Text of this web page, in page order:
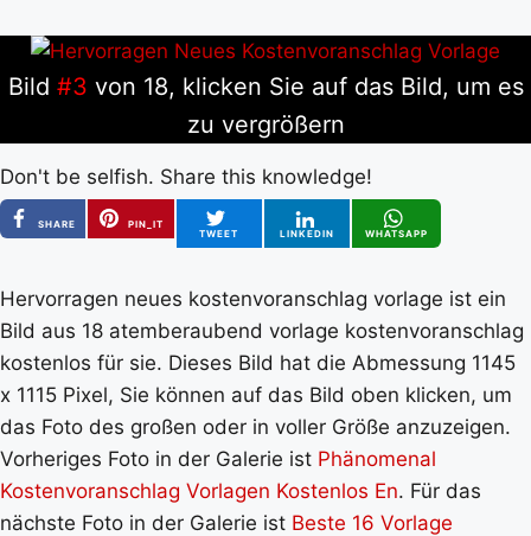
Bild #3 von 18, klicken Sie auf das Bild, um es
zu vergrößern
Don't be selfish. Share this knowledge!
SHARE
PIN_IT
TWEET
LINKEDIN WHATSAPP
Hervorragen neues kostenvoranschlag vorlage ist ein
Bild aus 18 atemberaubend vorlage kostenvoranschlag
kostenlos für sie. Dieses Bild hat die Abmessung 1145
x 1115 Pixel, Sie können auf das Bild oben klicken, um
das Foto des großen oder in voller Größe anzuzeigen.
Vorheriges Foto in der Galerie ist Phänomenal
Kostenvoranschlag Vorlagen Kostenlos En. Für das
nächste Foto in der Galerie ist Beste 16 Vorlage